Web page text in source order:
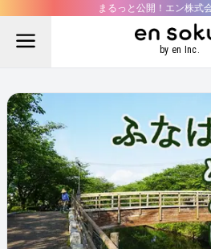
まるっと公開！エン株式
by en Inc.